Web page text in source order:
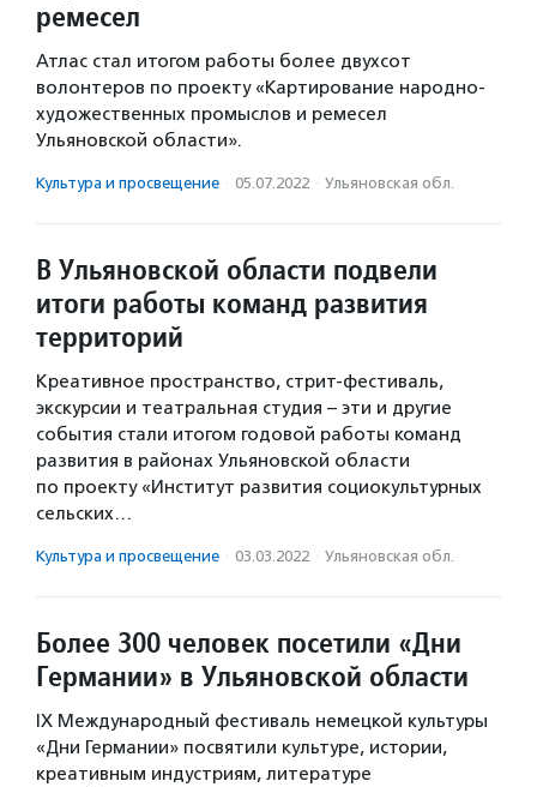
ремесел
Атлас стал итогом работы более двухсот
волонтеров по проекту «Картирование народно-
художественных промыслов и ремесел
Ульяновской области».
Культура и просвещение · 05.07.2022 · Ульяновская обл.
В Ульяновской области подвели
итоги работы команд развития
территорий
Креативное пространство, стрит-фестиваль,
экскурсии и театральная студия – эти и другие
события стали итогом годовой работы команд
развития в районах Ульяновской области
по проекту «Институт развития социокультурных
сельских…
Культура и просвещение · 03.03.2022 · Ульяновская обл.
Более 300 человек посетили «Дни
Германии» в Ульяновской области
IX Международный фестиваль немецкой культуры
«Дни Германии» посвятили культуре, истории,
креативным индустриям, литературе